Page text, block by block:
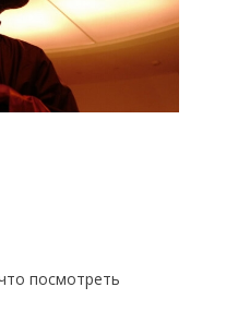
посмотреть